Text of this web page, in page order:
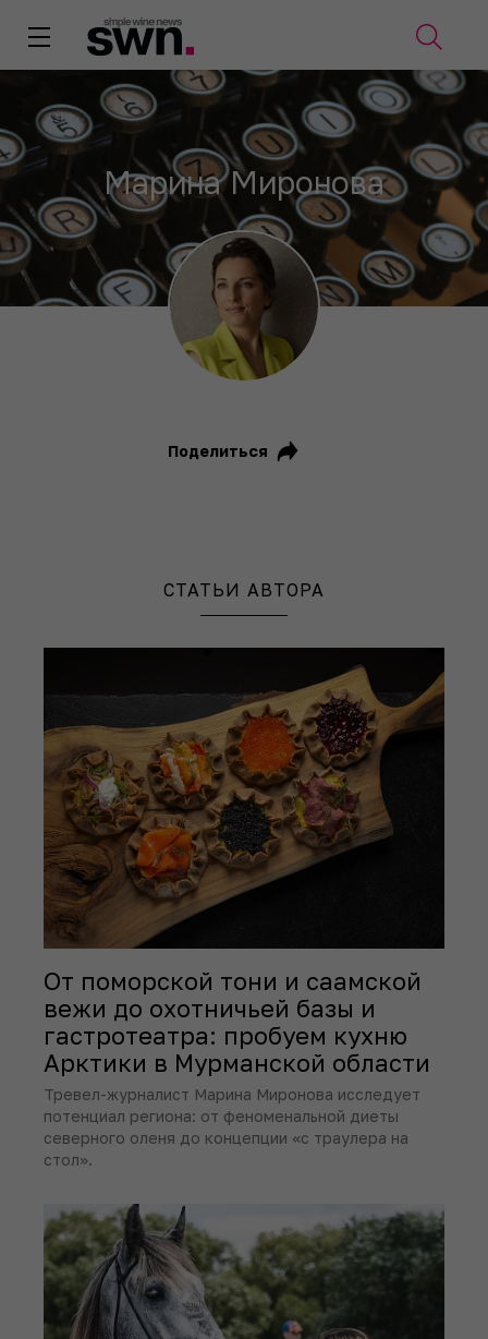
Марина Миронова
Поделиться
СТАТЬИ АВТОРА
От поморской тони и саамской
вежи до охотничьей базы и
гастротеатра: пробуем кухню
Арктики в Мурманской области
Тревел-журналист Марина Миронова исследует
потенциал региона: от феноменальной диеты
северного оленя до концепции «с траулера на
стол».